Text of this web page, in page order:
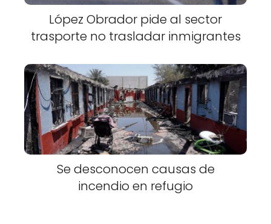
López Obrador pide al sector
trasporte no trasladar inmigrantes
Se desconocen causas de
incendio en refugio